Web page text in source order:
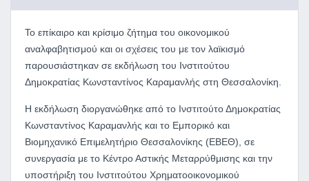
Το επίκαιρο και κρίσιμο ζήτημα του οικονομικού
αναλφαβητισμού και οι σχέσεις του με τον λαϊκισμό
παρουσιάστηκαν σε εκδήλωση του Ινστιτούτου
Δημοκρατίας Κωνσταντίνος Καραμανλής στη Θεσσαλονίκη.
Η εκδήλωση διοργανώθηκε από το Ινστιτούτο Δημοκρατίας
Κωνσταντίνος Καραμανλής και το Εμπορικό και
Βιομηχανικό Επιμελητήριο Θεσσαλονίκης (ΕΒΕΘ), σε
συνεργασία με το Κέντρο Αστικής Μεταρρύθμισης και την
υποστήριξη του Ινστιτούτου Χρηματοοικονομικού